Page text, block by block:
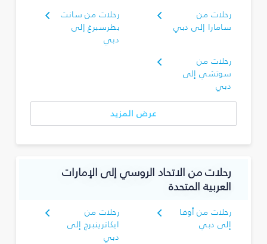
رحلات من
سامارا إلى دبي
رحلات من سانت
بطرسبرغ إلى
دبي
رحلات من
سوتشي إلى
دبي
عرض المزيد
رحلات من الاتحاد الروسي إلى الإمارات
العربية المتحدة
رحلات من أوفا
إلى دبي
رحلات من
ايكاترينبرج إلى
دبي